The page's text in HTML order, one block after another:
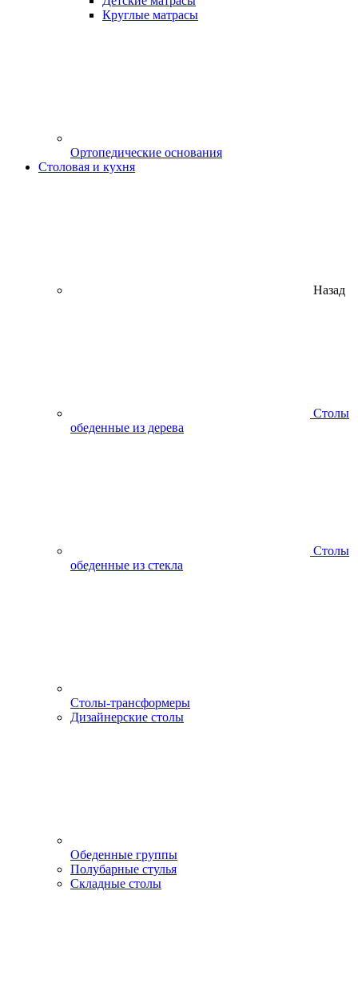
Круглые матрасы
Ортопедические основания
Столовая и кухня
Назад
Столы
обеденные из дерева
Столы
обеденные из стекла
Столы-трансформеры
Дизайнерские столы
Обеденные группы
Полубарные стулья
Складные столы